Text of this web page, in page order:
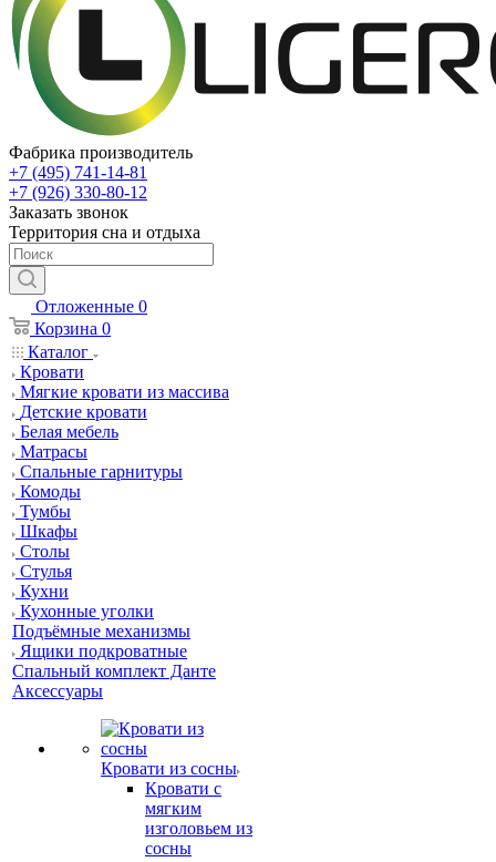
Фабрика производитель
+7 (495) 741-14-81
+7 (926) 330-80-12
Заказать звонок
Территория сна и отдыха
Отложенные 0
Корзина 0
Каталог
Кровати
Мягкие кровати из массива
Детские кровати
Белая мебель
Матрасы
Спальные гарнитуры
Комоды
Тумбы
Шкафы
Столы
Стулья
Кухни
Кухонные уголки
Подъёмные механизмы
Ящики подкроватные
Спальный комплект Данте
Аксессуары
Кровати из сосны
Кровати с
мягким
изголовьем из
сосны